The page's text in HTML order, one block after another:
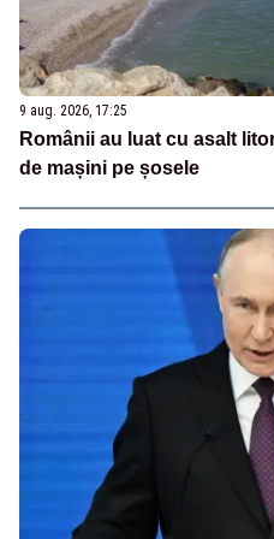
9 aug. 2026, 17:25
Românii au luat cu asalt
de mașini pe șosele